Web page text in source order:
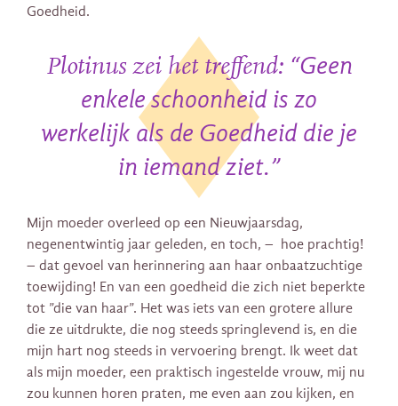
Goedheid.
Plotinus zei het treffend: “Geen
enkele schoonheid is zo
werkelijk als de Goedheid die je
in iemand ziet.”
Mijn moeder overleed op een Nieuwjaarsdag,
negenentwintig jaar geleden, en toch, – hoe prachtig!
– dat gevoel van herinnering aan haar onbaatzuchtige
toewijding! En van een goedheid die zich niet beperkte
tot ”die van haar”. Het was iets van een grotere allure
die ze uitdrukte, die nog steeds springlevend is, en die
mijn hart nog steeds in vervoering brengt. Ik weet dat
als mijn moeder, een praktisch ingestelde vrouw, mij nu
zou kunnen horen praten, me even aan zou kijken, en